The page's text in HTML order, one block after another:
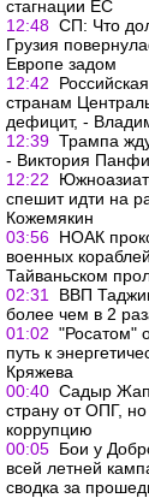
стагнации ЕС
12:48 СП: Что
Грузия
Европе задом
12:42
странам
дефицит, -
12:39 Трампа
- Виктория
12:22
спешит идти на
Кожемякин
03:56 НОАК
военных
Тайваньском
02:31
ВВП
более чем в 2
01:02 "Росатом"
путь к
Кряжева
00:40 Садыр
страну от ОПГ,
коррупцию
00:05 Бои у
всей летней
сводка за